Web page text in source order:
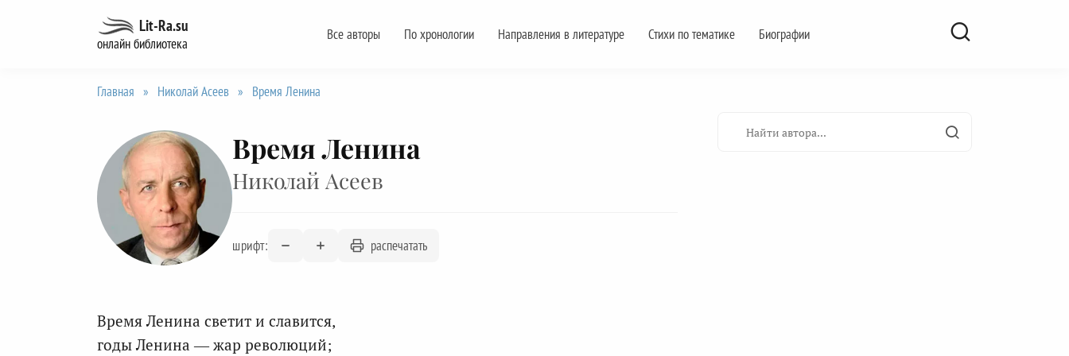
Lit-Ra.su
онлайн библиотека
Все авторы По хронологии Направления в литературе Стихи по тематике Биографии
Главная » Николай Асеев » Время Ленина
Время Ленина
Николай Асеев
шрифт: распечатать
Время Ленина светит и славится,
годы Ленина — жар революций;